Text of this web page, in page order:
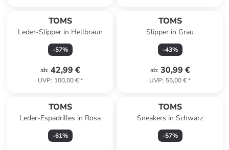
TOMS
Leder-Slipper in Hellbraun
-57%
ab: 42,99 €
UVP: 100,00 €*
TOMS
Slipper in Grau
-43%
ab: 30,99 €
UVP: 55,00 €*
TOMS
Leder-Espadrilles in Rosa
-61%
TOMS
Sneakers in Schwarz
-57%